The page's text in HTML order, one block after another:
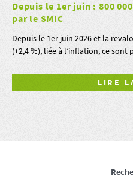
Depuis le 1er juin : 800
par le SMIC
Depuis le 1er juin 2026 et la
(+2,4 %), liée à l’inflation, ce sont
LIRE